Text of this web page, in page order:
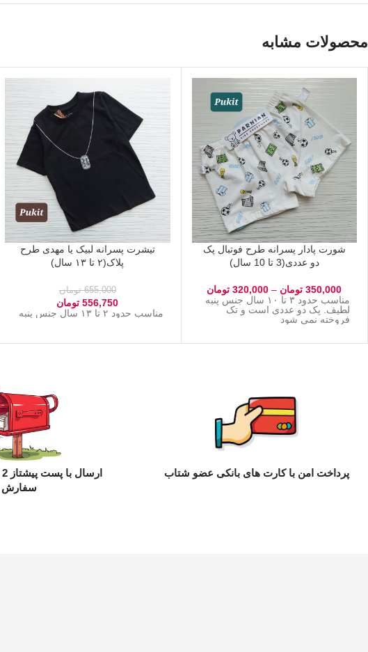
محصولات مشابه
شورت پادار پسرانه طرح فوتبال پک
دو عددی(3 تا 10 سال)
350,000 تومان –
320,000 تومان
مناسب حدود ۳ تا ۱۰ سال جنس پنبه
لطیف. پک دو عددی است و تک
فروخته نمی شود
تیشرت پسرانه لبیک یا مهدی طرح
پلاک(۲ تا ۱۳ سال)
655,000 تومان
556,750 تومان
مناسب حدود ۲ تا ۱۳ سال جنس پنبه
پرداخت امن با کارت های بانکی عضو شتاب
سفارش